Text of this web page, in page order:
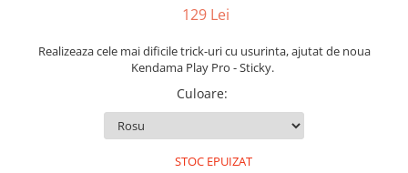
129 Lei
Realizeaza cele mai dificile trick-uri cu usurinta, ajutat de noua
Kendama Play Pro - Sticky.
Culoare:
STOC EPUIZAT